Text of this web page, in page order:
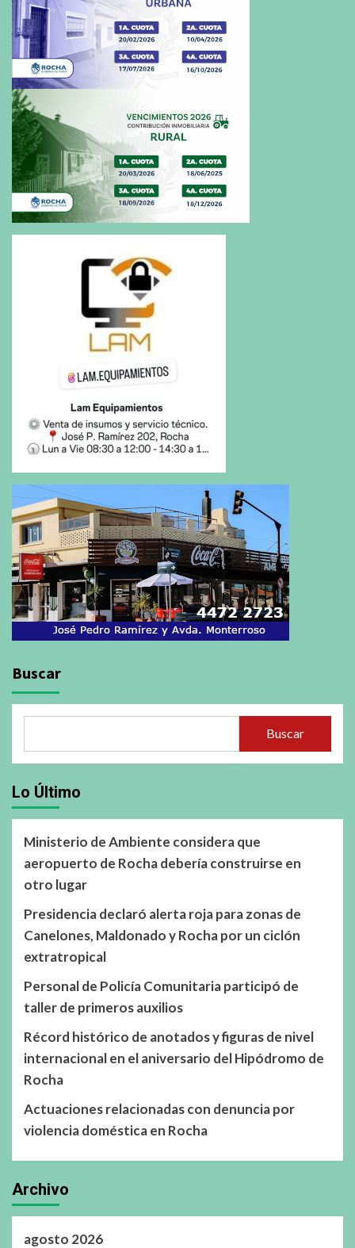
Buscar
Buscar
Lo Último
Ministerio de Ambiente considera que
aeropuerto de Rocha debería construirse en
otro lugar
Presidencia declaró alerta roja para zonas de
Canelones, Maldonado y Rocha por un ciclón
extratropical
Personal de Policía Comunitaria participó de
taller de primeros auxilios
Récord histórico de anotados y figuras de nivel
internacional en el aniversario del Hipódromo de
Rocha
Actuaciones relacionadas con denuncia por
violencia doméstica en Rocha
Archivo
agosto 2026